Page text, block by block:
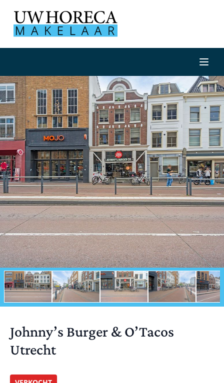
Johnny’s Burger & O’Tacos
Utrecht